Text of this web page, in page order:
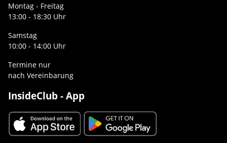
Montag - Freitag
13:00 - 18:30 Uhr
Samstag
10:00 - 14:00 Uhr
Termine nur
nach Vereinbarung
InsideClub - App